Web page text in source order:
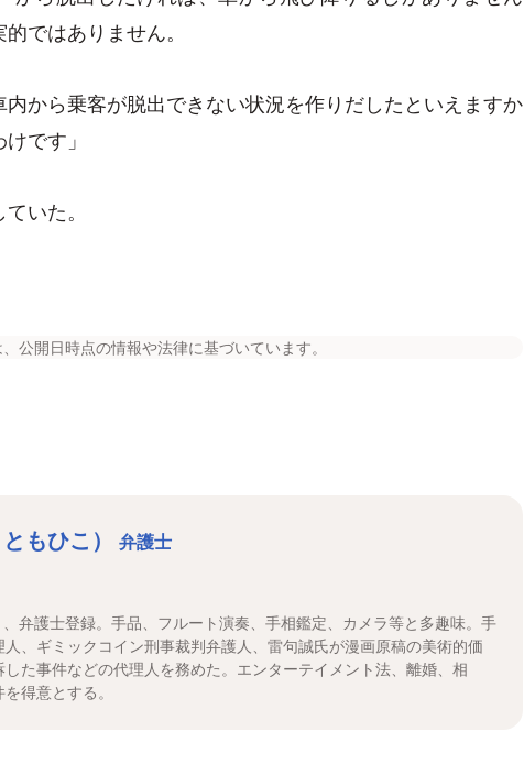
ではありません。
から乗客が脱出できない状況を作りだしたといえますか
です」
いた。
公開日時点の情報や法律に基づいています。
もひこ） 弁護士
弁護士登録。手品、フルート演奏、手相鑑定、カメラ等と多趣味。手
、ギミックコイン刑事裁判弁護人、雷句誠氏が漫画原稿の美術的価
た事件などの代理人を務めた。エンターテイメント法、離婚、相
得意とする。